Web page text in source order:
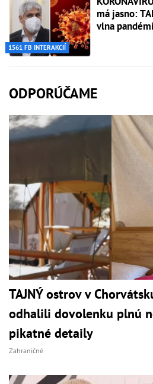
1561 FB INTERAKCIÍ
má jasno:
vlna
ODPORÚČAME
TAJNÝ ostrov v
odhalili dovolenku plnú
pikatné detaily
Zahraničné